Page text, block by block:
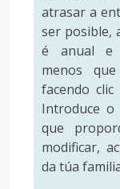
atrasar a
ser posible,
é anual e
menos
facendo
Introduce o
que
modificar,
da túa